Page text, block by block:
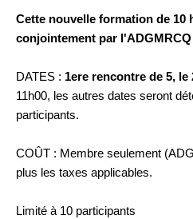
Cette nouvelle formation de 10
conjointement par
DATES : 1ere rencontre de 5, le
11h00, les autres dates seront
participants.
COÛT : Membre seulement
plus les taxes applicables.
Limité à 10 participants